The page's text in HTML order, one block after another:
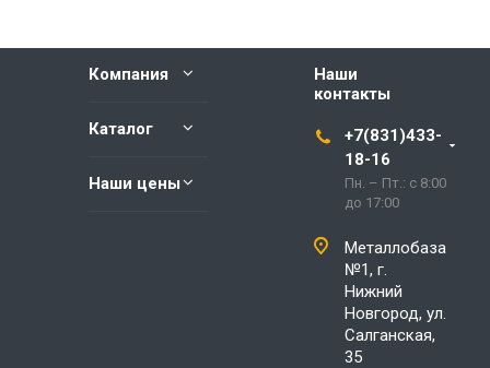
Компания
Каталог
Наши цены
Наши
контакты
+7(831)433-
18-16
Пн. – Пт.: с 8:00
до 17:00
Металлобаза
№1, г.
Нижний
Новгород, ул.
Салганская,
35